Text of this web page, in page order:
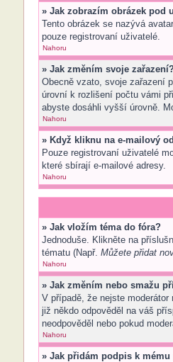
» Jak zobrazím obrázek pod
Tento obrázek se nazývá
pouze registrovaní uživatelé.
Nahoru
» Jak změním svoje
Obecně vzato, svoje zařazení
úrovní k rozlišení počtu vámi
abyste dosáhli vyšší úrovně.
Nahoru
» Když kliknu na e-mailový
Pouze registrovaní uživatelé
které sbírají e-mailové adresy.
Nahoru
» Jak vložím téma do fóra?
Jednoduše. Klikněte na
tématu (Např. Můžete přidat
Nahoru
» Jak změním nebo smažu
V případě, že nejste
již někdo odpověděl na váš
neodpověděl nebo pokud
Nahoru
» Jak přidám podpis k